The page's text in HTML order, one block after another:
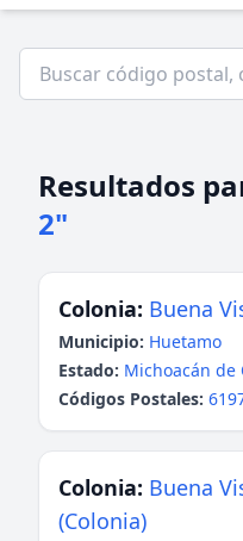
Resultados
2"
Colonia: Buena
Municipio: Huetamo
Estado: Michoacán de
Códigos Postales:
Colonia: Buena
(Colonia)